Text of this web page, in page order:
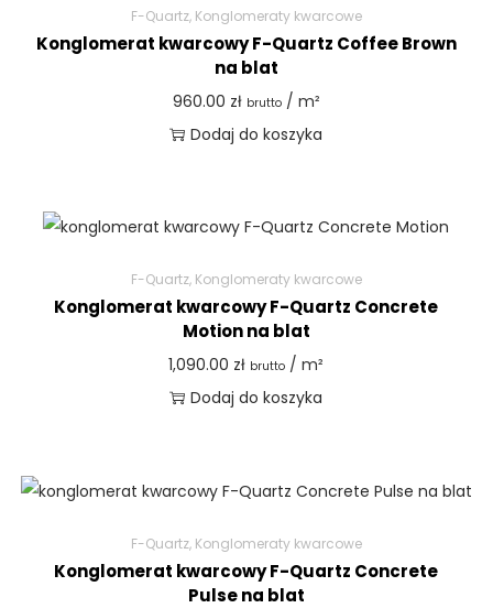
F-Quartz, Konglomeraty kwarcowe
Konglomerat kwarcowy F-Quartz Coffee Brown
na blat
960.00 zł brutto/ m²
Dodaj do koszyka
F-Quartz, Konglomeraty kwarcowe
Konglomerat kwarcowy F-Quartz Concrete
Motion na blat
1,090.00 zł brutto / m²
Dodaj do koszyka
F-Quartz, Konglomeraty kwarcowe
Konglomerat kwarcowy F-Quartz Concrete
Pulse na blat